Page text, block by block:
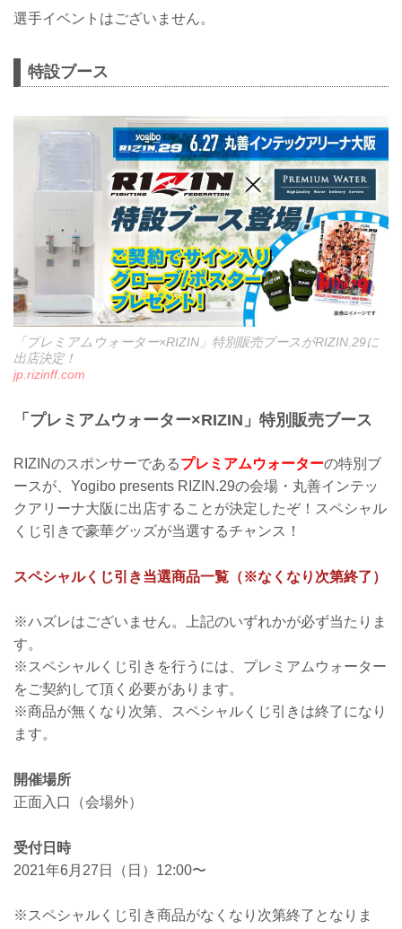
選手イベントはございません。
特設ブース
「プレミアムウォーター×RIZIN」特別販売ブースがRIZIN.29に
出店決定！
jp.rizinff.com
「プレミアムウォーター×RIZIN」特別販売ブース
RIZINのスポンサーであるプレミアムウォーターの特別ブ
ースが、Yogibo presents RIZIN.29の会場・丸善インテッ
クアリーナ大阪に出店することが決定したぞ！スペシャル
くじ引きで豪華グッズが当選するチャンス！
スペシャルくじ引き当選商品一覧（※なくなり次第終了）
※ハズレはございません。上記のいずれかが必ず当たりま
す。
※スペシャルくじ引きを行うには、プレミアムウォーター
をご契約して頂く必要があります。
※商品が無くなり次第、スペシャルくじ引きは終了になり
ます。
開催場所
正面入口（会場外）
受付日時
2021年6月27日（日）12:00〜
※スペシャルくじ引き商品がなくなり次第終了となりま